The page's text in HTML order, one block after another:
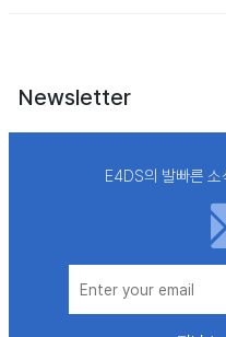
Newsletter
E4DS의 발빠른